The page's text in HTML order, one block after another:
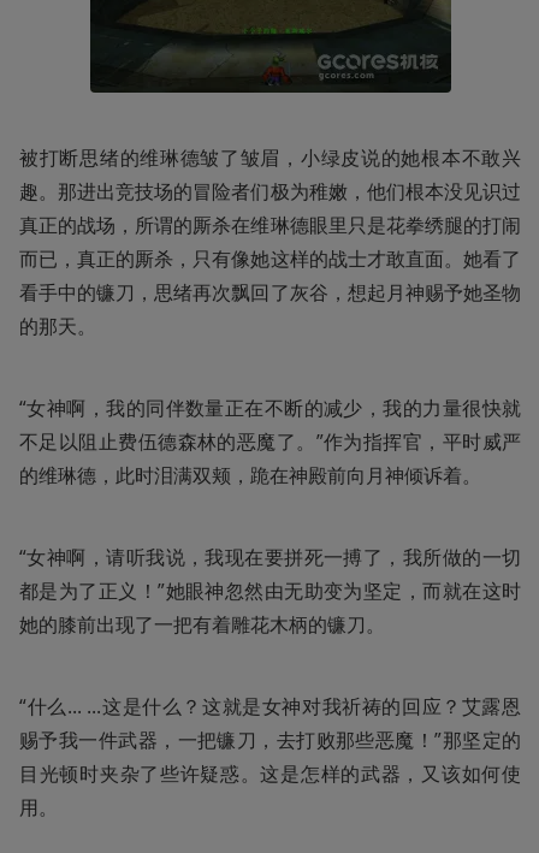
被打断思绪的维琳德皱了皱眉，小绿皮说的她根本不敢兴
趣。那进出竞技场的冒险者们极为稚嫩，他们根本没见识过
真正的战场，所谓的厮杀在维琳德眼里只是花拳绣腿的打闹
而已，真正的厮杀，只有像她这样的战士才敢直面。她看了
看手中的镰刀，思绪再次飘回了灰谷，想起月神赐予她圣物
的那天。
“女神啊，我的同伴数量正在不断的减少，我的力量很快就
不足以阻止费伍德森林的恶魔了。”作为指挥官，平时威严
的维琳德，此时泪满双颊，跪在神殿前向月神倾诉着。
“女神啊，请听我说，我现在要拼死一搏了，我所做的一切
都是为了正义！”她眼神忽然由无助变为坚定，而就在这时
她的膝前出现了一把有着雕花木柄的镰刀。
“什么... ...这是什么？这就是女神对我祈祷的回应？艾露恩
赐予我一件武器，一把镰刀，去打败那些恶魔！”那坚定的
目光顿时夹杂了些许疑惑。这是怎样的武器，又该如何使
用。